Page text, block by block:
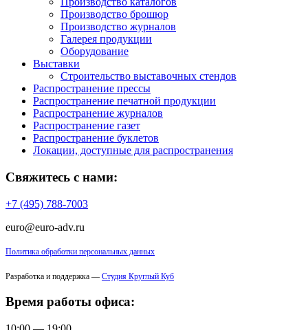
Производство брошюр
Производство журналов
Галерея продукции
Оборудование
Выставки
Строительство выставочных стендов
Распространение прессы
Распространение печатной продукции
Распространение журналов
Распространение газет
Распространение буклетов
Локации, доступные для распространения
Свяжитесь с нами:
+7 (495) 788-7003
euro@euro-adv.ru
Политика обработки персональных данных
Разработка и поддержка — Студия Круглый Куб
Время работы офиса: